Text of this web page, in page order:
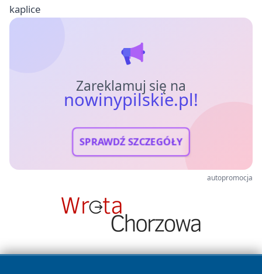
kaplice
Zareklamuj się na
nowinypilskie.pl!
SPRAWDŹ SZCZEGÓŁY
autopromocja